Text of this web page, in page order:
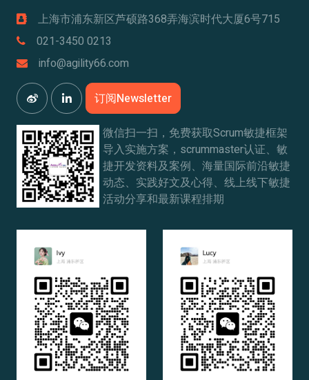
上海市浦东新区芦硕路368弄海滨时代大厦6号715
021-3450 0213
info@agility66.com
订阅Newsletter
微信扫一扫，免费获取Scrum敏捷框架
导入实施方案，scrummaster认证、敏
捷开发资料及案例、海量国际前沿敏捷
动态、实践好文及心得、线上线下敏捷
活动分享和最新课程排期